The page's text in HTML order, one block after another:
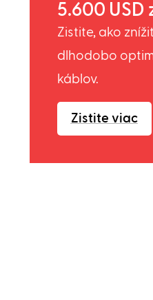
5.600 USD
Zistite, ako
dlhodobo
káblov.
Zistite viac